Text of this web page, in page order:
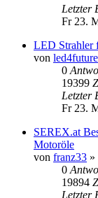
Letzter
Fr 23.
LED Strahler
von led4future
0
19399
Letzter
Fr 23.
SEREX.at
Motoröle
von franz33 »
0
19894
Letzter